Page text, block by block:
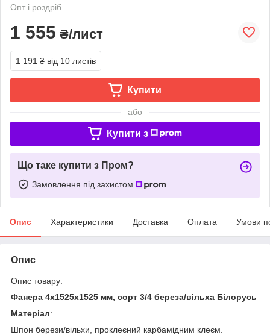
Опт і роздріб
1 555 ₴/лист
1 191 ₴ від 10 листів
Купити
або
Купити з
Що таке купити з Пром?
Замовлення під захистом
Опис Характеристики Доставка Оплата Умови
Опис
Опис товару:
Фанера 4х1525х1525 мм, сорт 3/4 береза/вільха Білорусь
Матеріал:
Шпон берези/вільхи, проклеєний карбамідним клеєм.